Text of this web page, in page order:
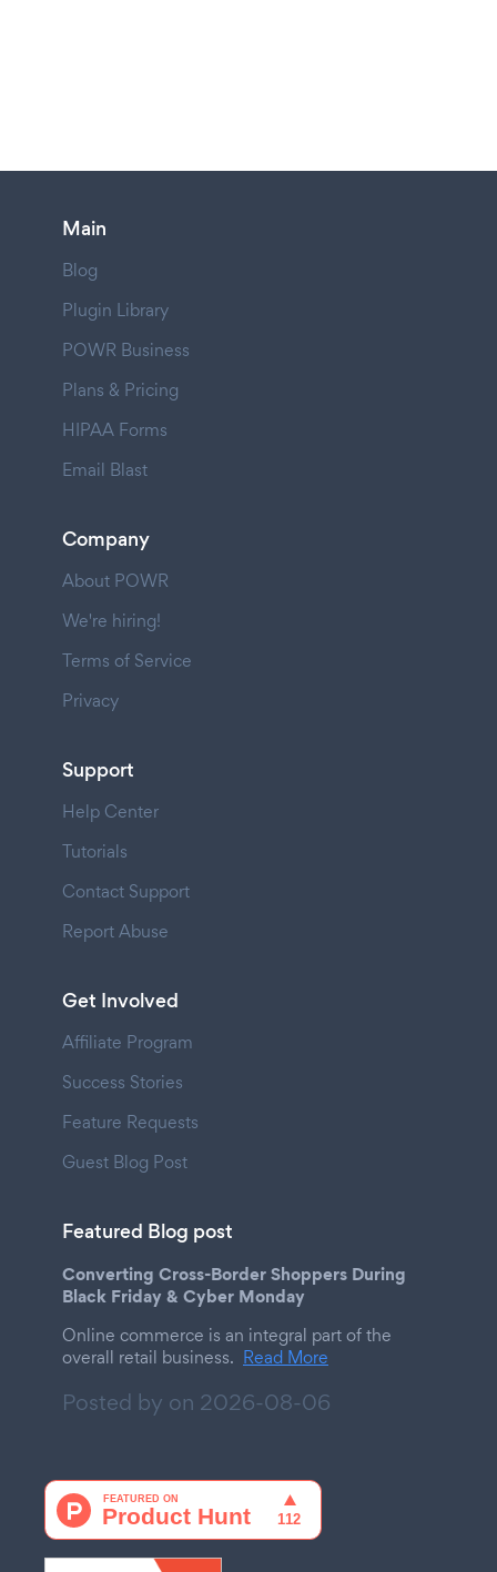
Main
Blog
Plugin Library
POWR Business
Plans & Pricing
HIPAA Forms
Email Blast
Company
About POWR
We're hiring!
Terms of Service
Privacy
Support
Help Center
Tutorials
Contact Support
Report Abuse
Get Involved
Affiliate Program
Success Stories
Feature Requests
Guest Blog Post
Featured Blog post
Converting Cross-Border Shoppers During
Black Friday & Cyber Monday
Online commerce is an integral part of the
overall retail business. Read More
Posted by on 2026-08-06